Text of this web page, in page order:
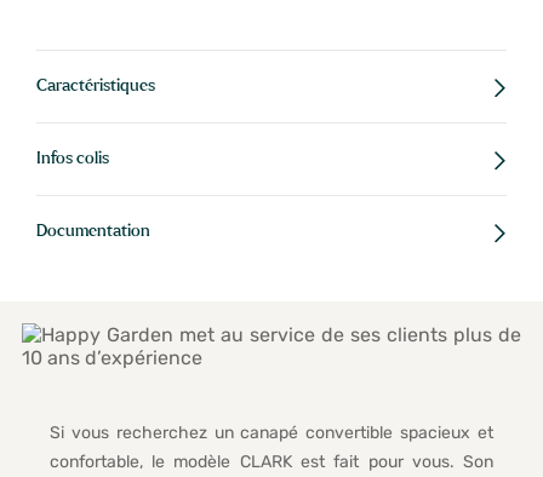
Caractéristiques
Infos colis
Documentation
Si vous recherchez un canapé convertible spacieux et
confortable, le modèle CLARK est fait pour vous. Son